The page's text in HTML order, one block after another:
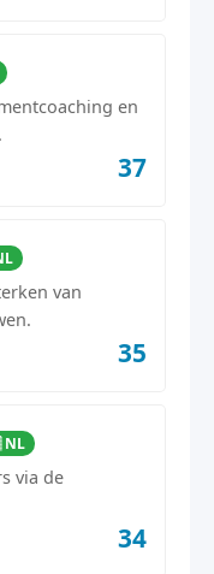
en
37
van
35
via de
34